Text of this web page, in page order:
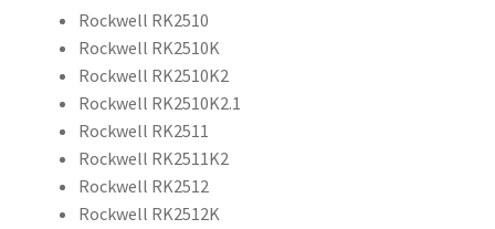
WX540.3,
WX673,
WX673.3,
WX673.M,
WX677,
WX677.7
Rockwell RK2510
Rockwell RK2510K
Rockwell RK2510K2
Rockwell RK2510K2.1
Rockwell RK2511
Rockwell RK2511K2
Rockwell RK2512
Rockwell RK2512K